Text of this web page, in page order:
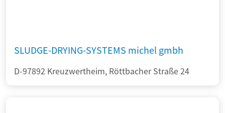
SLUDGE-DRYING-SYSTEMS michel gmbh
D-97892 Kreuzwertheim, Röttbacher Straße 24